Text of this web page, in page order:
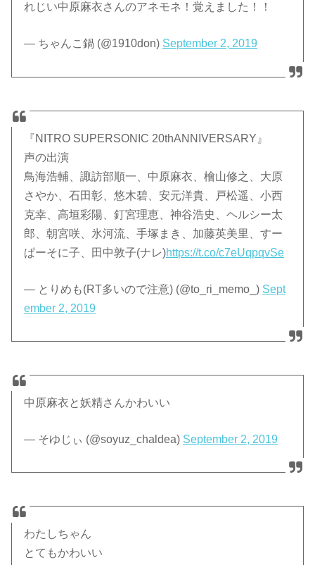
れじい中原麻衣さんのアネモネ！覚えました！！
— ちゃんこ鍋 (@1910don) September 2, 2019
『NITRO SUPERSONIC 20thANNIVERSARY』
声の出演
鳥海浩輔、諏訪部順一、中原麻衣、檜山修之、大原
さやか、石田彰、悠木碧、安元洋貴、戸松遥、小西
克幸、高垣彩陽、釘宮理恵、神谷浩史、ヘルシー太
郎、朝宮咲、氷河流、手塚まき、加藤英美里、すー
ぱーそに子、田中敦子(ナレ)https://t.co/c7eUqpqvSe
— とりめも(RT多いので注意) (@to_ri_memo_) Sept
ember 2, 2019
中原麻衣と妖精さんかわいい
— そゆじぃ (@soyuz_chaldea) September 2, 2019
わたしちゃん
とてもかわいい